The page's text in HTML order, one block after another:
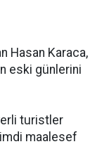
Hasan Karaca,
eski günlerini
turistler
maalesef